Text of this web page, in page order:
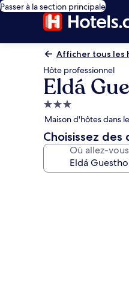
Passer à la section principale
Afficher tous les
Hôte professionnel
Eldá
Hébergement
3.0 étoiles
Maison d'hôtes dans
Choisissez
Où allez-